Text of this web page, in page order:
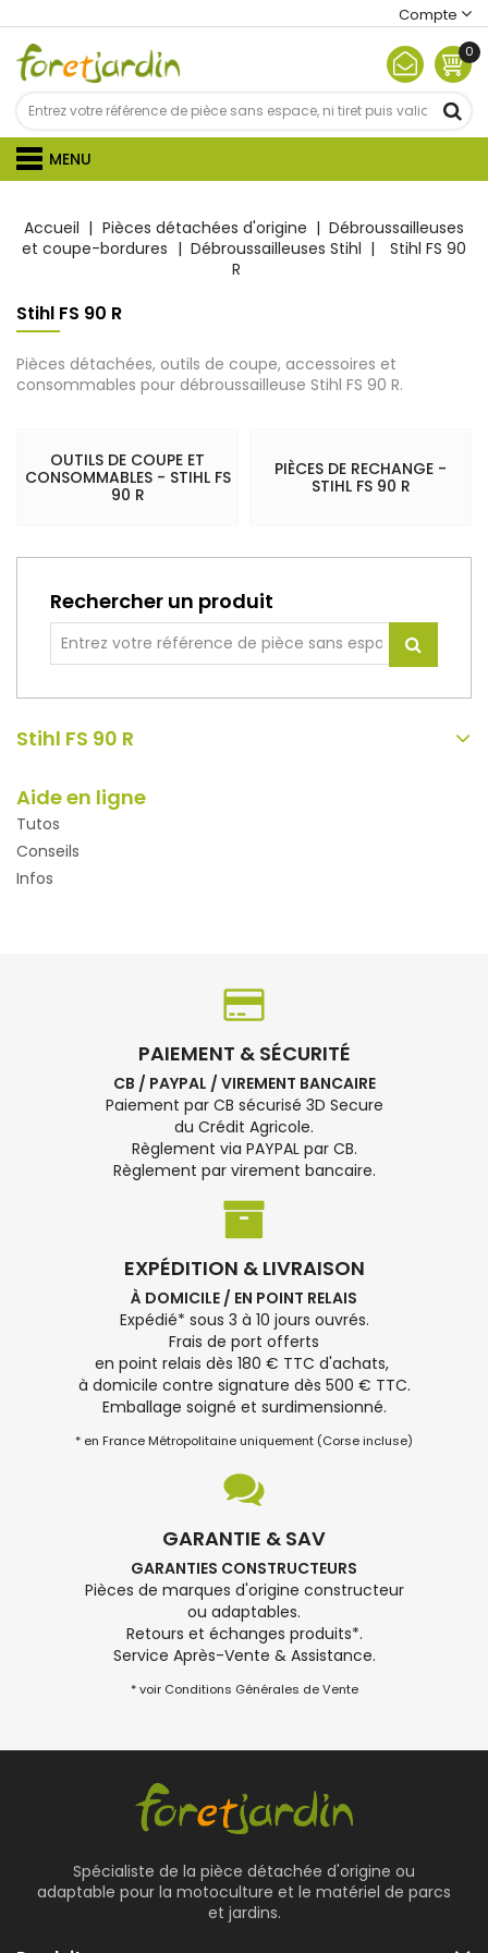
Compte
0
MENU
Accueil Pièces détachées d'origine
Débroussailleuses
et coupe-bordures
Débroussailleuses Stihl
Stihl FS 90
R
Stihl FS 90 R
Pièces détachées, outils de coupe, accessoires et
consommables pour débroussailleuse Stihl FS 90 R.
OUTILS DE COUPE ET
CONSOMMABLES - STIHL FS
90 R
PIÈCES DE RECHANGE -
STIHL FS 90 R
Rechercher un produit
Stihl FS 90 R
Aide en ligne
Tutos
Conseils
Infos
PAIEMENT & SÉCURITÉ
CB / PAYPAL / VIREMENT BANCAIRE
Paiement par CB sécurisé 3D Secure
du Crédit Agricole.
Règlement via PAYPAL par CB.
Règlement par virement bancaire.
EXPÉDITION & LIVRAISON
À DOMICILE / EN POINT RELAIS
Expédié* sous 3 à 10 jours ouvrés.
Frais de port offerts
en point relais dès 180 € TTC d'achats,
à domicile contre signature dès 500 € TTC.
Emballage soigné et surdimensionné.
* en France Métropolitaine uniquement (Corse incluse)
GARANTIE & SAV
GARANTIES CONSTRUCTEURS
Pièces de marques d'origine constructeur
ou adaptables.
Retours et échanges produits*.
Service Après-Vente & Assistance.
* voir Conditions Générales de Vente
Spécialiste de la pièce détachée d'origine ou
adaptable pour la motoculture et le matériel de parcs
et jardins.